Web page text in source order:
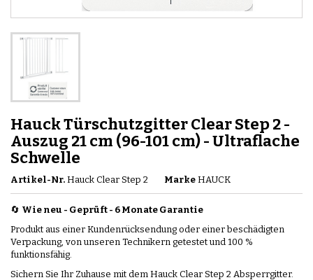
Hauck Türschutzgitter Clear Step 2 -
Auszug 21 cm (96-101 cm) - Ultraflache
Schwelle
Artikel-Nr. Hauck Clear Step 2 Marke HAUCK
🔄 Wie neu - Geprüft - 6 Monate Garantie
Produkt aus einer Kundenrücksendung oder einer beschädigten
Verpackung, von unseren Technikern getestet und 100 %
funktionsfähig.
Sichern Sie Ihr Zuhause mit dem Hauck Clear Step 2 Absperrgitter.